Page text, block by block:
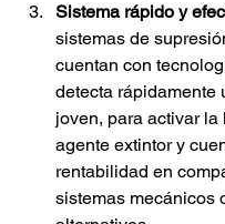
Sistema rápido y
sistemas de
cuentan con
detecta rápidamente
joven, para activar
agente extintor y
rentabilidad en
sistemas mecánicos